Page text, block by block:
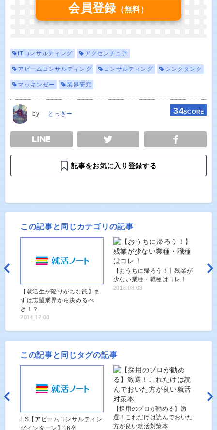
会員登録 （無料）
ITコンサルティング アクセンチュア
アビームコンサルティング コンサルティング シンクタンク
マッキンゼー 業界研究
by とっきー 34SCORE
TWEET
記事をお気に入り登録する
この記事と同じカテゴリの記事
【就活生が陥りがちな罠】ま
ずは志望業界から決めるべ
き！？
2014.12.08
【おうちに帰ろう！】残業が
少ない業種・職種はコレ！
2016.08.03
この記事と同じタグの記事
ES【アビームコンサルティン
グインターン】16卒
【採用のプロが勧める】激
選！これだけは読んでおいた
方が良い就活対策本